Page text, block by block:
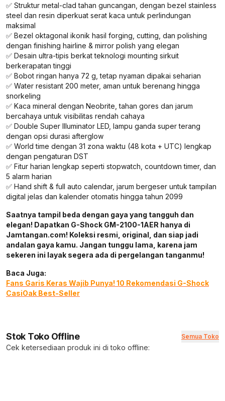
✅ Struktur metal-clad tahan guncangan, dengan bezel stainless
steel dan resin diperkuat serat kaca untuk perlindungan
maksimal
✅ Bezel oktagonal ikonik hasil forging, cutting, dan polishing
dengan finishing hairline & mirror polish yang elegan
✅ Desain ultra-tipis berkat teknologi mounting sirkuit
berkerapatan tinggi
✅ Bobot ringan hanya 72 g, tetap nyaman dipakai seharian
✅ Water resistant 200 meter, aman untuk berenang hingga
snorkeling
✅ Kaca mineral dengan Neobrite, tahan gores dan jarum
bercahaya untuk visibilitas rendah cahaya
✅ Double Super Illuminator LED, lampu ganda super terang
dengan opsi durasi afterglow
✅ World time dengan 31 zona waktu (48 kota + UTC) lengkap
dengan pengaturan DST
✅ Fitur harian lengkap seperti stopwatch, countdown timer, dan
5 alarm harian
✅ Hand shift & full auto calendar, jarum bergeser untuk tampilan
digital jelas dan kalender otomatis hingga tahun 2099
Saatnya tampil beda dengan gaya yang tangguh dan
elegan! Dapatkan G-Shock GM-2100-1AER hanya di
Jamtangan.com! Koleksi resmi, original, dan siap jadi
andalan gaya kamu. Jangan tunggu lama, karena jam
sekeren ini layak segera ada di pergelangan tanganmu!
Baca Juga:
Fans Garis Keras Wajib Punya! 10 Rekomendasi G-Shock
CasiOak Best-Seller
Stok Toko Offline Semua Toko
Cek ketersediaan produk ini di toko offline: